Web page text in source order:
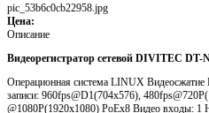
pic_53b6c0cb22958.jpg
Цена:
Описание
Видеорегистратор сетевой DIVITEC
Операционная система LINUX
записи: 960fps@D1(704х576),
@1080P(1920х1080) PoEx8 Видео входы: